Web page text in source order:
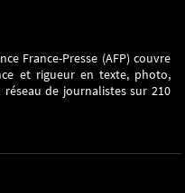
France-Presse (AFP) couvre
et rigueur en texte, photo,
de journalistes sur 210